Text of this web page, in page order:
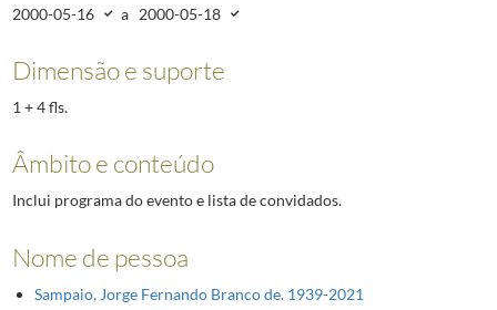
2000-05-16 a 2000-05-18
Dimensão e suporte
1 + 4 fls.
Âmbito e conteúdo
Inclui programa do evento e lista de convidados.
Nome de pessoa
Sampaio, Jorge Fernando Branco de. 1939-2021